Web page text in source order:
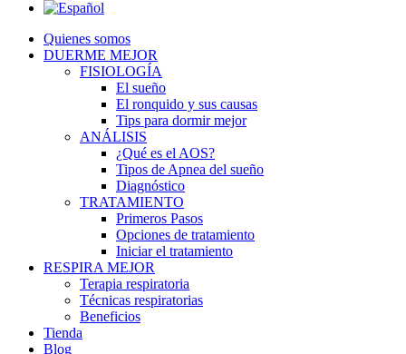
Quienes somos
DUERME MEJOR
FISIOLOGÍA
El sueño
El ronquido y sus causas
Tips para dormir mejor
ANÁLISIS
¿Qué es el AOS?
Tipos de Apnea del sueño
Diagnóstico
TRATAMIENTO
Primeros Pasos
Opciones de tratamiento
Iniciar el tratamiento
RESPIRA MEJOR
Terapia respiratoria
Técnicas respiratorias
Beneficios
Tienda
Blog